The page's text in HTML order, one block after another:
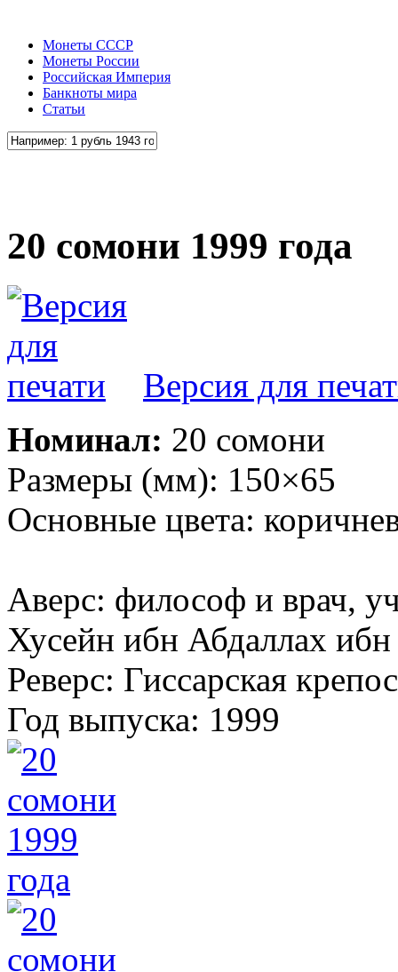
Монеты СССР
Монеты России
Российская Империя
Банкноты мира
Статьи
20 сомони 1999 года
Версия для
Номинал: 20 сомони
Размеры (мм): 150×65
Основные цвета:
Аверс: философ и врач,
Хусейн ибн Абдаллах
Реверс: Гиссарская
Год выпуска: 1999